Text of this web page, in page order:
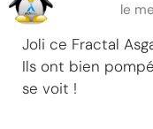
le
Joli ce Fractal
Ils ont bien
se voit !